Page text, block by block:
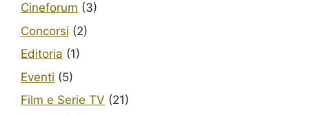
Cineforum (3)
Concorsi (2)
Editoria (1)
Eventi (5)
Film e Serie TV (21)